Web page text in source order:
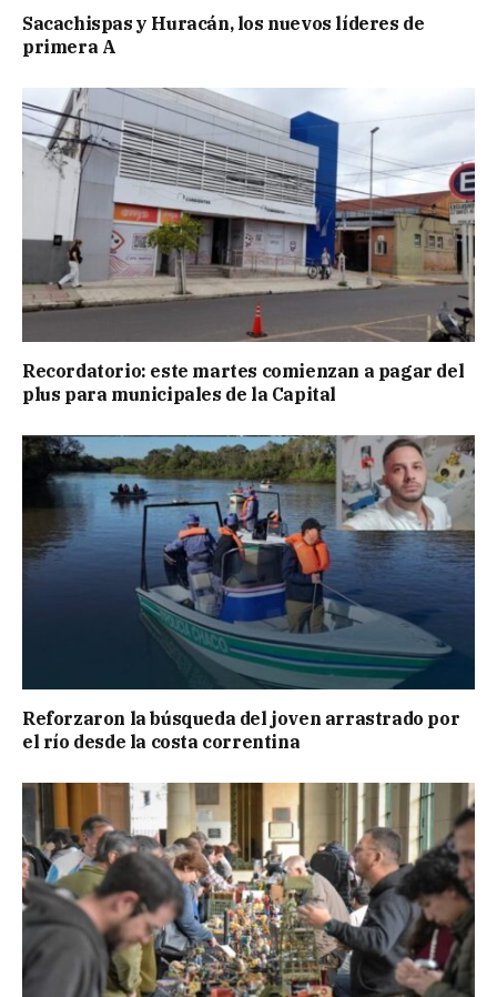
Sacachispas y Huracán, los nuevos líderes de
primera A
Recordatorio: este martes comienzan a pagar del
plus para municipales de la Capital
Reforzaron la búsqueda del joven arrastrado por
el río desde la costa correntina